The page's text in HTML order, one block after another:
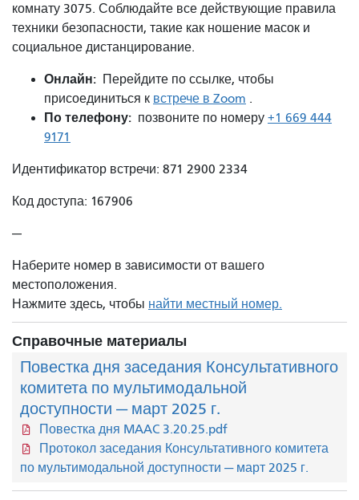
комнату 3075. Соблюдайте все действующие правила
техники безопасности, такие как ношение масок и
социальное дистанцирование.
Онлайн: Перейдите по ссылке, чтобы
присоединиться к встрече в Zoom .
По телефону: позвоните по номеру +1 669 444
9171
Идентификатор встречи: 871 2900 2334
Код доступа: 167906
---
Наберите номер в зависимости от вашего
местоположения.
Нажмите здесь, чтобы найти местный номер.
Справочные материалы
Повестка дня заседания Консультативного
комитета по мультимодальной
доступности — март 2025 г.
Повестка дня MAAC 3.20.25.pdf
Протокол заседания Консультативного комитета
по мультимодальной доступности — март 2025 г.